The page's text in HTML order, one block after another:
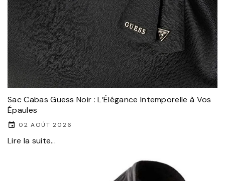
Sac Cabas Guess Noir : L’Élégance Intemporelle à Vos
Épaules
02 AOÛT 2026
Lire la suite...